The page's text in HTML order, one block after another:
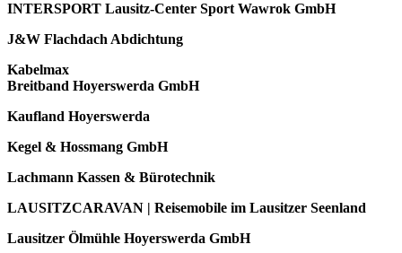
INTERSPORT Lausitz-Center Sport Wawrok GmbH
J&W Flachdach Abdichtung
Kabelmax
Breitband Hoyerswerda GmbH
Kaufland Hoyerswerda
Kegel & Hossmang GmbH
Lachmann Kassen & Bürotechnik
LAUSITZCARAVAN | Reisemobile im Lausitzer Seenland
Lausitzer Ölmühle Hoyerswerda GmbH